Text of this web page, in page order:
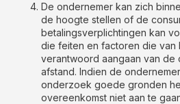
De ondernemer kan zich
de hoogte stellen of de
betalingsverplichtingen kan
die feiten en factoren die van
verantwoord aangaan van de
afstand. Indien de
onderzoek goede gronden
overeenkomst niet aan te